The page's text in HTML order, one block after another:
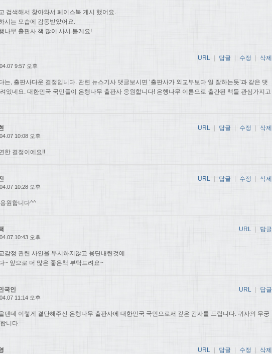
검색해서 찾아와서 페이스북 게시 했어요.
시는 모습에 감동받았어요.
나무 출판사 책 많이 사서 볼게요!
9:57 오후
는, 출판사다운 결정입니다. 관련 뉴스기사 댓글보시면 ‘출판사가 외교부보다 일 잘하는듯’과 같은 댓
있네요. 대한민국 국민들이 은행나무 출판사 응원합니다! 은행나무 이름으로 출간된 책들 관심가지고
URL 답글 수정 삭제
10:08 오후
한 결정이에요!!
URL | 답글 | 수정 | 삭제
10:28 오후
원합니다^^
URL | 답글 | 수정 | 삭제
10:43 오후
감정 관련 사안을 무시하지않고 용단내린것에
~ 앞으로 더 많은 좋은책 부탁드려요~
URL 답글
국인
11:14 오후
텐데 이렇게 결단해주신 은행나무 출판사에 대한민국 국민으로서 깊은 감사를 드립니다. 귀사의 무궁
니다.
URL 답글
URL 답글 수정 삭제